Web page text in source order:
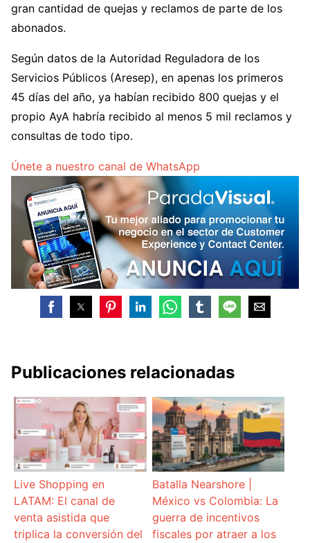
gran cantidad de quejas y reclamos de parte de los
abonados.
Según datos de la Autoridad Reguladora de los
Servicios Públicos (Aresep), en apenas los primeros
45 días del año, ya habían recibido 800 quejas y el
propio AyA habría recibido al menos 5 mil reclamos y
consultas de todo tipo.
Únete a nuestro canal de WhatsApp
Publicaciones relacionadas
Live Shopping en
LATAM: El canal de
venta asistida que
triplica la conversión del
Batalla Nearshore |
México vs Colombia: La
guerra de incentivos
fiscales por atraer a los